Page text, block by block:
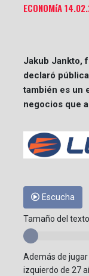
ECONOMíA
Jakub Jankto,
declaró
también es un
negocios que
Escucha
Tamaño del
Además de
izquierdo de 27